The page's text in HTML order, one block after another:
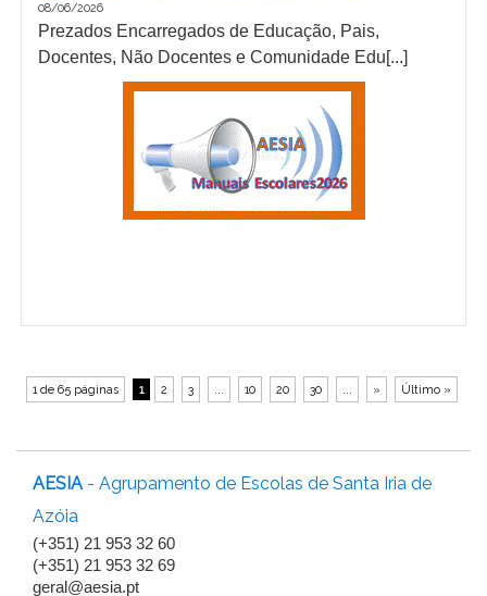
08/06/2026
Prezados Encarregados de Educação, Pais,
Docentes, Não Docentes e Comunidade Edu[...]
1 de 65 páginas 1 2 3 10 20 30 » Último »
AESIA- Agrupamento de Escolas de Santa Iria de
Azóia
(+351) 21 953 32 60
(+351) 21 953 32 69
geral@aesia.pt